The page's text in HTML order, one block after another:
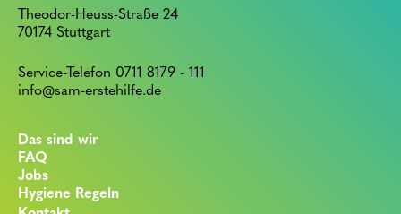
Theodor-Heuss-Straße 24
70174 Stuttgart
Service-Telefon 0711 8179 - 111
info@sam-erstehilfe.de
Das sind wir
FAQ
Jobs
Hygiene Regeln